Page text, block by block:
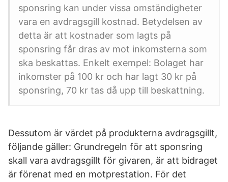
sponsring kan under vissa omständigheter
vara en avdragsgill kostnad. Betydelsen av
detta är att kostnader som lagts på
sponsring får dras av mot inkomsterna som
ska beskattas. Enkelt exempel: Bolaget har
inkomster på 100 kr och har lagt 30 kr på
sponsring, 70 kr tas då upp till beskattning.
Dessutom är värdet på produkterna avdragsgillt,
följande gäller: Grundregeln för att sponsring
skall vara avdragsgillt för givaren, är att bidraget
är förenat med en motprestation. För det